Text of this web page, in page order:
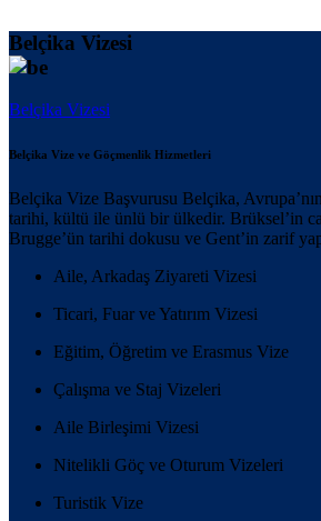
Belçika Vizesi
Belçika Vizesi
Belçika Vize ve Göçmenlik Hizmetleri
Belçika Vize Başvurusu Belçika,
tarihi, kültü ile ünlü bir ülkedir. Brüksel’in
Brugge’ün tarihi dokusu ve Gent’in zarif
Aile, Arkadaş Ziyareti Vizesi
Ticari, Fuar ve Yatırım Vizesi
Eğitim, Öğretim ve Erasmus Vize
Çalışma ve Staj Vizeleri
Aile Birleşimi Vizesi
Nitelikli Göç ve Oturum Vizeleri
Turistik Vize